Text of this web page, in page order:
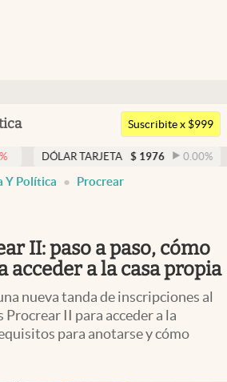
Argentina
Uruguay
Suscribite x $999
TARJETA $ 1976 0.00% DÓLAR
Y Política Procrear
II: paso a paso, cómo
acceder a la casa propia
nueva tanda de inscripciones al
II para acceder a la
para anotarse y cómo